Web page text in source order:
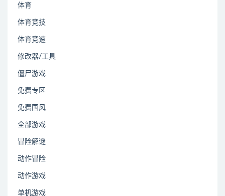
体育
体育竞技
体育竞速
修改器/工具
僵尸游戏
免费专区
免费国风
全部游戏
冒险解谜
动作冒险
动作游戏
单机游戏